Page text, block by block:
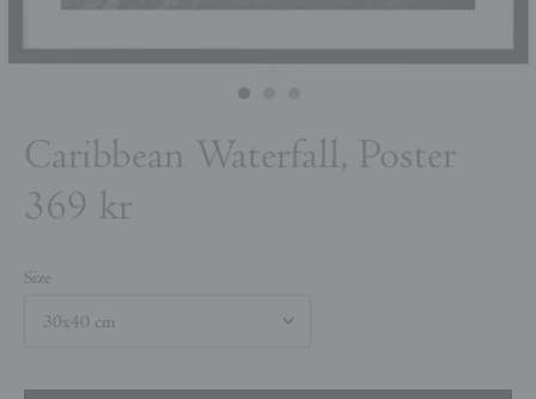
Caribbean Waterfall, Poster
369 kr
Size